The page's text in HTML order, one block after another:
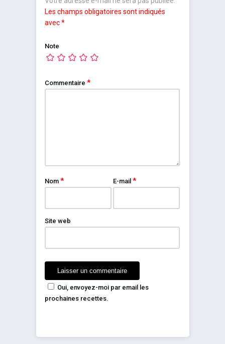
Les champs obligatoires sont indiqués
avec*
Note
Commentaire *
Nom * E-mail*
Site web
Oui, envoyez-moi par email les
prochaines recettes.